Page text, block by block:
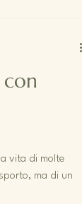
vita di molte
ma di un